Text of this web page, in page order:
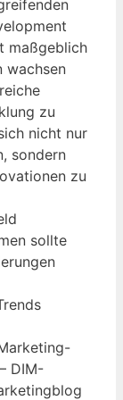
maßgeblich
wachsen
zu
nicht nur
sondern
zu
sollte
DIM-